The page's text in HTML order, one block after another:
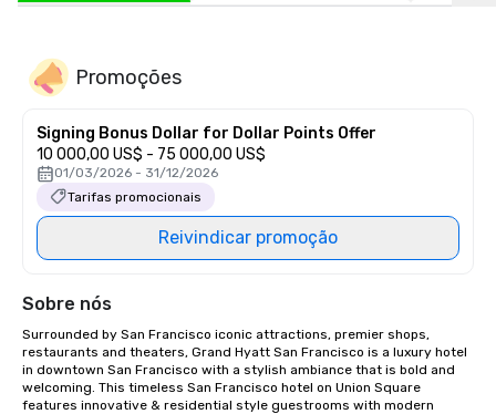
Promoções
Signing Bonus Dollar for Dollar Points Offer
10 000,00 US$ - 75 000,00 US$
01/03/2026 - 31/12/2026
Tarifas promocionais
Reivindicar promoção
Sobre nós
Surrounded by San Francisco iconic attractions, premier shops,
restaurants and theaters, Grand Hyatt San Francisco is a luxury hotel
in downtown San Francisco with a stylish ambiance that is bold and
welcoming. This timeless San Francisco hotel on Union Square
features innovative & residential style guestrooms with modern